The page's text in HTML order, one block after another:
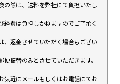
の際は、送料を弊社にて負担いたし
経費は負担しかねますのでご了承く
、返金させていただく場合もござい
振替のみとさせていただきます。
気軽にメールもしくはお電話にてお